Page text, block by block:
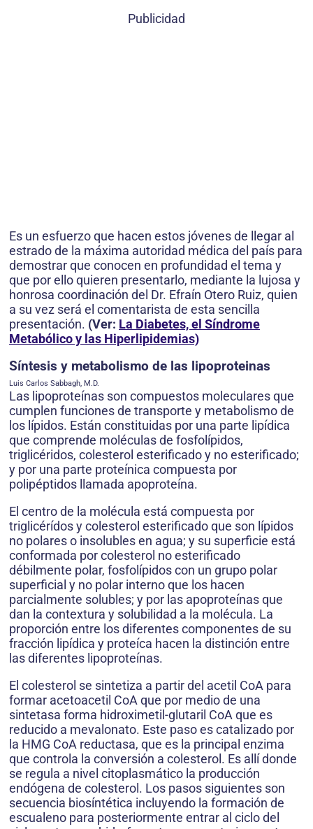
Publicidad
Es un esfuerzo que hacen estos jóvenes de llegar al
estrado de la máxima autoridad médica del país para
demostrar que conocen en profundidad el tema y
que por ello quieren presentarlo, mediante la lujosa y
honrosa coordinación del Dr. Efraín Otero Ruiz, quien
a su vez será el comentarista de esta sencilla
presentación. (Ver: La Diabetes, el Síndrome
Metabólico y las Hiperlipidemias)
Síntesis y metabolismo de las lipoproteinas
Luis Carlos Sabbagh, M.D.
Las lipoproteínas son compuestos moleculares que
cumplen funciones de transporte y metabolismo de
los lípidos. Están constituidas por una parte lipídica
que comprende moléculas de fosfolípidos,
triglicéridos, colesterol esterificado y no esterificado;
y por una parte proteínica compuesta por
polipéptidos llamada apoproteína.
El centro de la molécula está compuesta por
triglicérídos y colesterol esterificado que son lípidos
no polares o insolubles en agua; y su superficie está
conformada por colesterol no esterificado
débilmente polar, fosfolípidos con un grupo polar
superficial y no polar interno que los hacen
parcialmente solubles; y por las apoproteínas que
dan la contextura y solubilidad a la molécula. La
proporción entre los diferentes componentes de su
fracción lipídica y proteíca hacen la distinción entre
las diferentes lipoproteínas.
El colesterol se sintetiza a partir del acetil CoA para
formar acetoacetil CoA que por medio de una
sintetasa forma hidroximetil-glutaril CoA que es
reducido a mevalonato. Este paso es catalizado por
la HMG CoA reductasa, que es la principal enzima
que controla la conversión a colesterol. Es allí donde
se regula a nivel citoplasmático la producción
endógena de colesterol. Los pasos siguientes son
secuencia biosíntética incluyendo la formación de
escualeno para posteriormente entrar al ciclo del